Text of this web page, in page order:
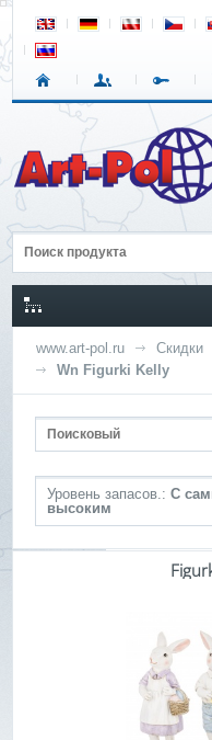
www.art-pol.ru Скидки
Wn Figurki Kelly
Уровень запасов.: С
высоким